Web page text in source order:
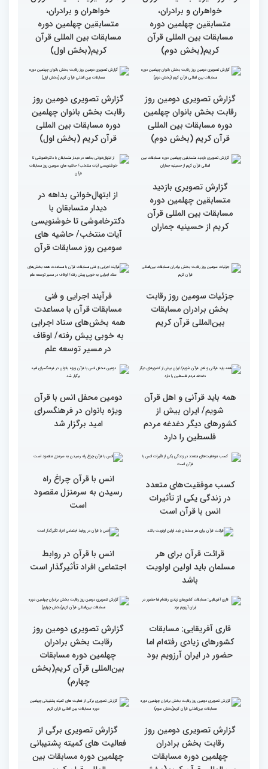
بین‌المللی قرآن کریم
رقابت بخش برادران
بین‌المللی قرآن کریم(بخش
دوم)
رقابت بخش برادران
بین‌المللی قرآن کریم(بخش
اول)
گزارش تصویری نشست
صمیمی رئیس سازمان اوقاف
و امور خیریه با هیأت داوران
خواهران و برادران،
متسابقین چهلمین دوره
مسابقات بین المللی قرآن
گزارش تصویری نشست
و امور خیریه با هیأت داوران
خواهران و برادران،
متسابقین چهلمین دوره
مسابقات بین المللی قرآن
کریم(بخش اول)
گزارش تصویری دومین روز
رقابت بخش بانوان چهلمین
دوره مسابقات بین المللی
گزارش تصویری دومین روز
رقابت بخش بانوان چهلمین
دوره مسابقات بین المللی
قرآن کریم (بخش اول)
متسابقین چهلمین دوره
مسابقات بین المللی قرآن
کریم از حسینیه جماران
از ابتهال‌خوانی بداهه در
دیدار متسابقان با
دکترخاموشی تا خوشنویسی
آیات منتخب/ حاشیه های
جزئیات سومین روز رقابت
بخش برادران مسابقات
بین‌المللی قرآن کریم
فرآیند اجرایی و فنی
مسابقات قرآن با مساعدت
به خوبی پیش رفته/ اوقاف
در مسیر توسعه علم
همه باید قرآنی و اهل قرآن
شویم/ ایران بیش از
کشورهای دیگر دغدغه مردم
فلسطین را دارد
دومین محفل انس با قرآن
ویژه بانوان در فرهنگسرای
در زندگی یکی از تأثیرات
انس با قرآن است
انس با قرآن چراغ راه
رسیدن به سرمنزل مقصود
است
قرائت قرآن برای هر
مسلمان باید اولین اولویت
انس با قرآن در روابط
اجتماعی افراد تأثیرگذار است